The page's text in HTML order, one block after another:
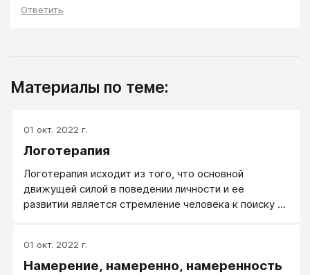
Ответить
Материалы по теме:
01 окт. 2022 г.
Логотерапия
Логотерапия исходит из того, что основной
движущей силой в поведении личности и ее
развитии является стремление человека к поиску и
01 окт. 2022 г.
Намерение, намеренно, намеренность